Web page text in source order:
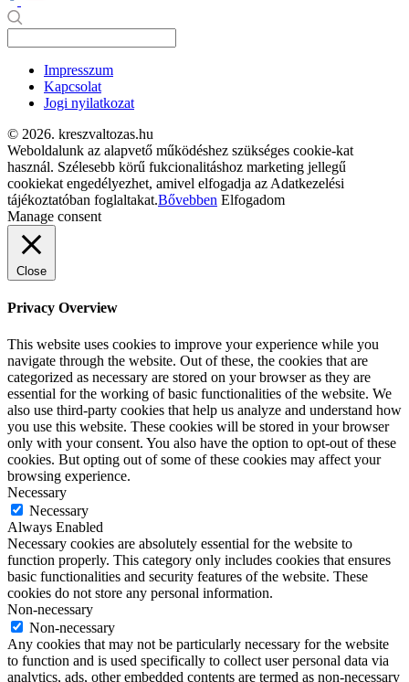
Impresszum
Kapcsolat
Jogi nyilatkozat
© 2026. kreszvaltozas.hu
Weboldalunk az alapvető működéshez szükséges cookie-kat
használ. Szélesebb körű fukcionalitáshoz marketing jellegű
cookiekat engedélyezhet, amivel elfogadja az Adatkezelési
tájékoztatóban foglaltakat.Bővebben Elfogadom
Manage consent
Close
Privacy Overview
This website uses cookies to improve your experience while you
navigate through the website. Out of these, the cookies that are
categorized as necessary are stored on your browser as they are
essential for the working of basic functionalities of the website. We
also use third-party cookies that help us analyze and understand how
you use this website. These cookies will be stored in your browser
only with your consent. You also have the option to opt-out of these
cookies. But opting out of some of these cookies may affect your
browsing experience.
Necessary
Necessary
Always Enabled
Necessary cookies are absolutely essential for the website to
function properly. This category only includes cookies that ensures
basic functionalities and security features of the website. These
cookies do not store any personal information.
Non-necessary
Non-necessary
Any cookies that may not be particularly necessary for the website
to function and is used specifically to collect user personal data via
analytics, ads, other embedded contents are termed as non-necessary